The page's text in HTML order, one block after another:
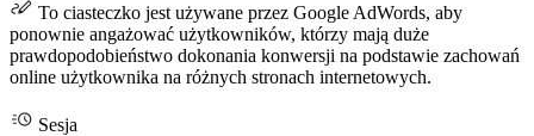
To ciasteczko jest używane przez Google AdWords, aby
ponownie angażować użytkowników, którzy mają duże
prawdopodobieństwo dokonania konwersji na podstawie zachowań
online użytkownika na różnych stronach internetowych.
Sesja